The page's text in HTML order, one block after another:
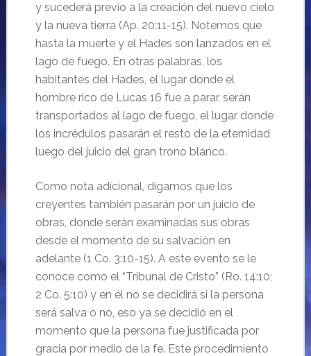
y sucederá previo a la creación del nuevo cielo
y la nueva tierra (Ap. 20:11-15). Notemos que
hasta la muerte y el Hades son lanzados en el
lago de fuego. En otras palabras, los
habitantes del Hades, el lugar donde el
hombre rico de Lucas 16 fue a parar, serán
transportados al lago de fuego, el lugar donde
los incrédulos pasarán el resto de la eternidad
luego del juicio del gran trono blanco.
Como nota adicional, digamos que los
creyentes también pasarán por un juicio de
obras, donde serán examinadas sus obras
desde el momento de su salvación en
adelante (1 Co. 3:10-15). A este evento se le
conoce como el “Tribunal de Cristo” (Ro. 14:10;
2 Co. 5:10) y en él no se decidirá si la persona
será salva o no, eso ya se decidió en el
momento que la persona fue justificada por
gracia por medio de la fe. Este procedimiento